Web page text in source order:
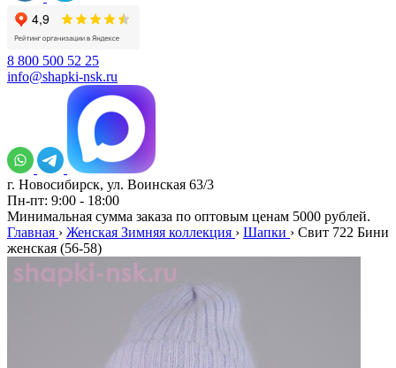
8 800 500 52 25
info@shapki-nsk.ru
г. Новосибирск, ул. Воинская 63/3
Пн-пт: 9:00 - 18:00
Минимальная сумма заказа по оптовым ценам 5000 рублей.
Главная › Женская Зимняя коллекция › Шапки › Свит 722 Бини
женская (56-58)